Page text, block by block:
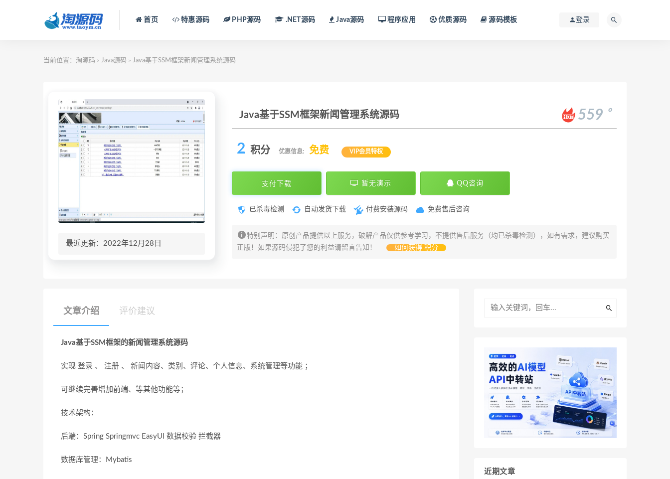
首页 特惠源码 PHP源码 .NET源码 Java源码 程序应用 优质源码 源码模板 登录
当前位置： 淘源码 > Java源码 > Java基于SSM框架新闻管理系统源码
最近更新：2022年12月28日
Java基于SSM框架新闻管理系统源码 559
。
2 积分 优惠信息: 免费 VIP会员特权
支付下载 暂无演示 QQ咨询
已杀毒检测 自动发货下载 付费安装源码 免费售后咨询
特别声明：原创产品提供以上服务，破解产品仅供参考学习，不提供售后服务（均已杀毒检测），如有需求，建议购买
正版！如果源码侵犯了您的利益请留言告知！
如何获得 积分
文章介绍 评价建议
Java基于SSM框架的新闻管理系统源码
实现 登录 、 注册 、 新闻内容、类别、评论、个人信息、系统管理等功能 ；
可继续完善增加前端、等其他功能等；
技术架构：
后端：Spring Springmvc EasyUI 数据校验 拦截器
数据库管理：Mybatis
近期文章